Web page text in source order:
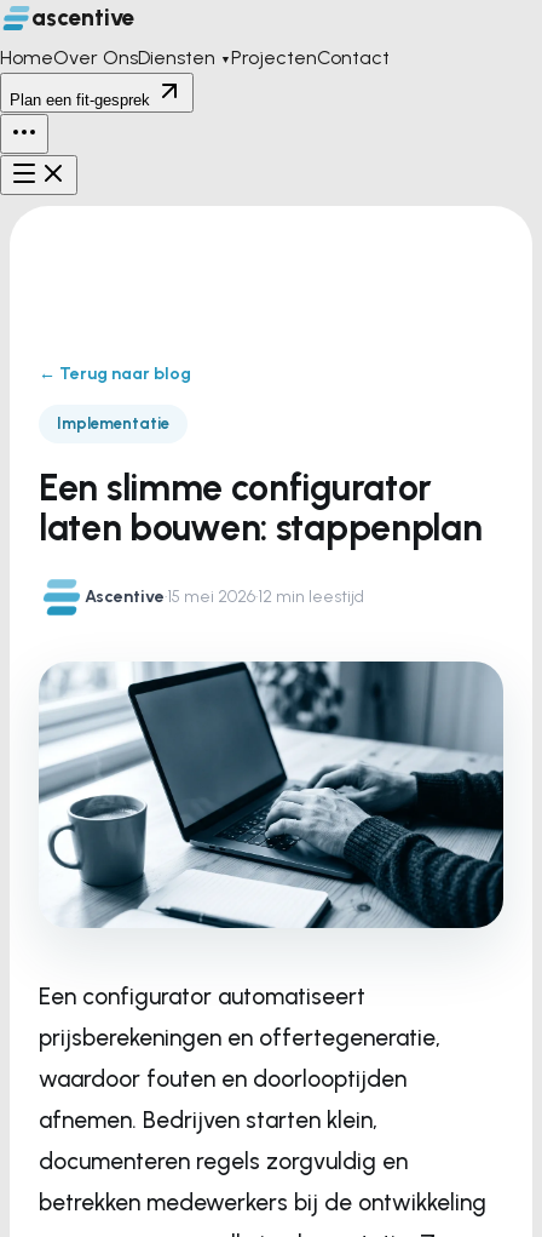
ascentive
HomeOver OnsDiensten ▼ProjectenContact
Plan een fit-gesprek
← Terug naar blog
Implementatie
Een slimme configurator
laten bouwen: stappenplan
Ascentive·15 mei 2026·12 min leestijd
Een configurator automatiseert
prijsberekeningen en offertegeneratie,
waardoor fouten en doorlooptijden
afnemen. Bedrijven starten klein,
documenteren regels zorgvuldig en
betrekken medewerkers bij de ontwikkeling